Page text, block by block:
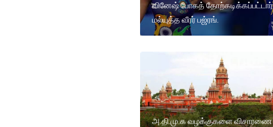
வினேஷ் போகத்
மல்யுத்த வீரர் பஜ்ரங்.
அ.தி.மு.க வழக்குகளை விசாரணை